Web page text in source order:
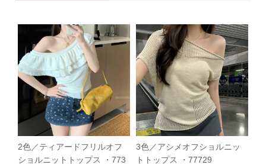
2色／ティアードフリルオフ
ショルニットトップス ・773
3色／アシメオフショルニッ
トトップス ・77729